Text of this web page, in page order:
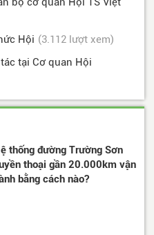
Hội (3.112 lượt xem)
tại Cơ quan Hội
thống đường Trường Sơn
thoại gần 20.000km vận
bằng cách nào?